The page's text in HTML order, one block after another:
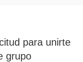
para unirte
grupo